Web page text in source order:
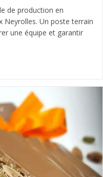
de production en
Neyrolles. Un poste terrain
une équipe et garantir